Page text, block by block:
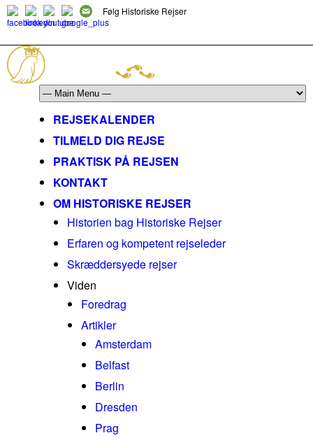
Følg Historiske Rejser
REJSEKALENDER
TILMELD DIG REJSE
PRAKTISK PÅ REJSEN
KONTAKT
OM HISTORISKE REJSER
Historien bag Historiske Rejser
Erfaren og kompetent rejseleder
Skræddersyede rejser
Viden
Foredrag
Artikler
Amsterdam
Belfast
Berlin
Dresden
Prag